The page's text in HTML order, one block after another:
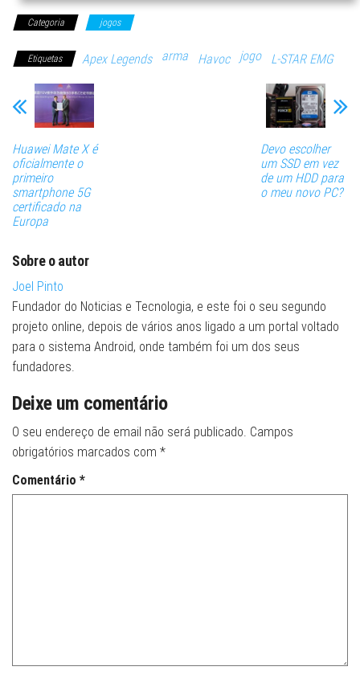
Categoria jogos
Etiquetas Apex Legends arma Havoc jogo L-STAR EMG
Huawei Mate X é
oficialmente o
primeiro
smartphone 5G
certificado na
Europa
Devo escolher
um SSD em vez
de um HDD para
o meu novo PC?
Sobre o autor
Joel Pinto
Fundador do Noticias e Tecnologia, e este foi o seu segundo
projeto online, depois de vários anos ligado a um portal voltado
para o sistema Android, onde também foi um dos seus
fundadores.
Deixe um comentário
O seu endereço de email não será publicado. Campos
obrigatórios marcados com *
Comentário *